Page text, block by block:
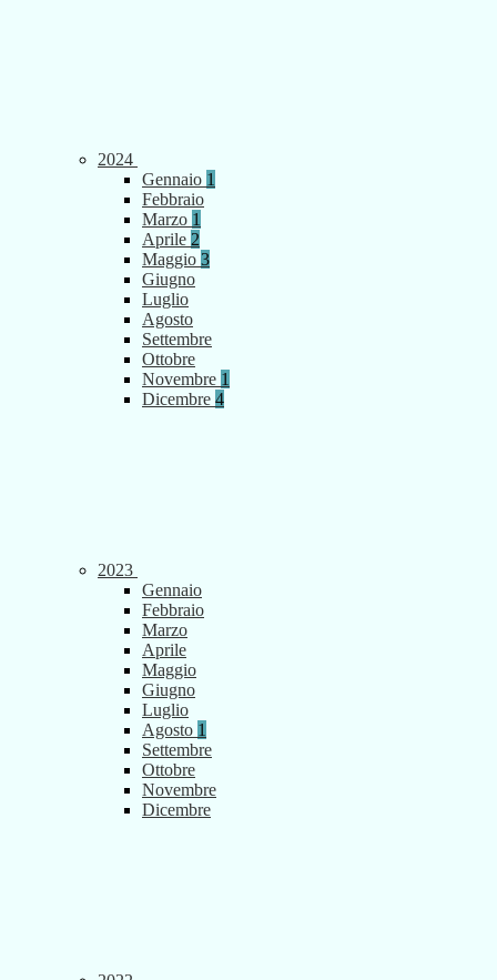
2024
Gennaio 1
Febbraio
Marzo 1
Aprile 2
Maggio 3
Giugno
Luglio
Agosto
Settembre
Ottobre
Novembre 1
Dicembre 4
2023
Gennaio
Febbraio
Marzo
Aprile
Maggio
Giugno
Luglio
Agosto 1
Settembre
Ottobre
Novembre
Dicembre